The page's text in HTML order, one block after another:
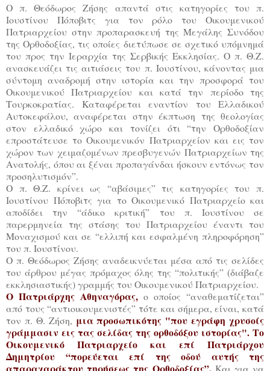
Ο π. Θεόδωρος Ζήσης απαντά στις κατηγορίες του π.
Ιουστίνου Πόποβιτς για τον ρόλο του Οικουμενικού
Πατριαρχείου στην προπαρασκευή της Μεγάλης Συνόδου
της Ορθοδοξίας, τις οποίες διετύπωσε σε σχετικό υπόμνημά
του προς την Ιεραρχία της Σερβικής Εκκλησίας. Ο π. Θ.Ζ.
ανασκευάζει τις αιτιάσεις του π. Ιουστίνου, κάνοντας μια
σύντομη αναδρομή στην ιστορία και την προσφορά του
Οικουμενικού Πατριαρχείου και κατά την περίοδο της
Τουρκοκρατίας. Καταφέρεται εναντίον του Ελλαδικού
Αυτοκεφάλου, αναφέρεται στην έκπτωση της θεολογίας
στον ελλαδικό χώρο και τονίζει ότι “την Ορθοδοξίαν
επροστάτευσε το Οικουμενικόν Πατριαρχείον και εις τον
χώρον των χειμαζομένων πρεσβυγενών Πατριαρχείων της
Ανατολής, όπου αι ξέναι προπαγάνδαι ήσκουν εντόνως τον
προσηλυτισμόν”.
Ο π. Θ.Ζ. κρίνει ως “αβάσιμες” τις κατηγορίες του π.
Ιουστίνου Πόποβιτς για το Οικουμενικό Πατριαρχείο και
αποδίδει την “άδικο κριτική” του π. Ιουστίνου σε
παρερμηνεία της στάσης του Πατριαρχείου έναντι του
Μοναχισμού και σε “ελλιπή και εσφαλμένη πληροφόρηση”
του π. Ιουστίνου.
Ο π. Θεόδωρος Ζήσης αναδεικνύεται μέσα από τις σελίδες
του άρθρου μέγας πρόμαχος όλης της “πολιτικής” (διάβαζε
εκκλησιαστικής) γραμμής του Οικουμενικού Πατριαρχείου.
Ο Πατριάρχης Αθηναγόρας, ο οποίος “αναθεματίζεται”
από τους “αντιοικουμενιστές” τότε και σήμερα, είναι, κατά
τον π. Θ. Ζήση, μια προσωπικότης "που εγράφη χρυσοίς
γράμμασιν εις τας σελίδας της ορθοδόξου ιστορίας". Το
Οικουμενικό Πατριαρχείο και επί Πατριάρχου
Δημητρίου “πορεύεται επί της οδού αυτής της
απαραχαράκτου τηρήσεως της Ορθοδοξίας”.Και για να